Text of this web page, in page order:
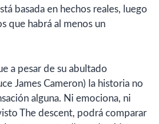
basada en hechos reales, luego
que habrá al menos un
a pesar de su abultado
James Cameron) la historia no
alguna. Ni emociona, ni
The descent, podrá comparar